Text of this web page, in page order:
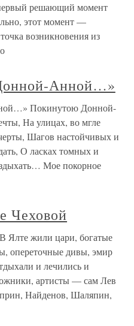
решающий момент
этот момент —
возникновения из
Анной…»
Покинутою Донной-
На улицах, во мгле
Шагов настойчивых и
О ласках томных и
Мое покорное
Чеховой
Ялте жили цари, богатые
опереточные дивы, эмир
и лечились и
артисты — сам Лев
Найденов, Шаляпин,